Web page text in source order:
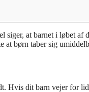
at barnet i løbet af
at børn taber sig
Hvis dit barn vejer for